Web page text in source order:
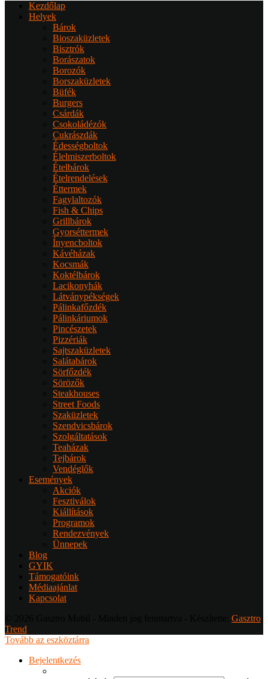
Kezdőlap
Helyek
Bárok
Bioszaküzletek
Bisztrók
Borászatok
Borozók
Borszaküzletek
Büfék
Burgers
Csárdák
Csokoládézók
Cukrászdák
Édességboltok
Élelmiszerboltok
Ételbárok
Ételrendelések
Éttermek
Fagylaltozók
Fish & Chips
Grillbárok
Gyorséttermek
Ínyencboltok
Kávéházak
Kocsmák
Koktélbárok
Lacikonyhák
Látványpékségek
Pálinkafőzdék
Pálinkáriumok
Pincészetek
Pizzériák
Sajtszaküzletek
Salátabárok
Sörfőzdék
Sörözők
Steakhouses
Street Foods
Szaküzletek
Szendvicsbárok
Szolgáltatások
Teaházak
Tejbárok
Vendéglők
Események
Akciók
Fesztiválok
Kiállítások
Programok
Rendezvények
Ünnepek
Blog
GYIK
Támogatóink
Médiaajánlat
Kapcsolat
Gasztro
Trend
Tovább az eszköztárra
Bejelentkezés